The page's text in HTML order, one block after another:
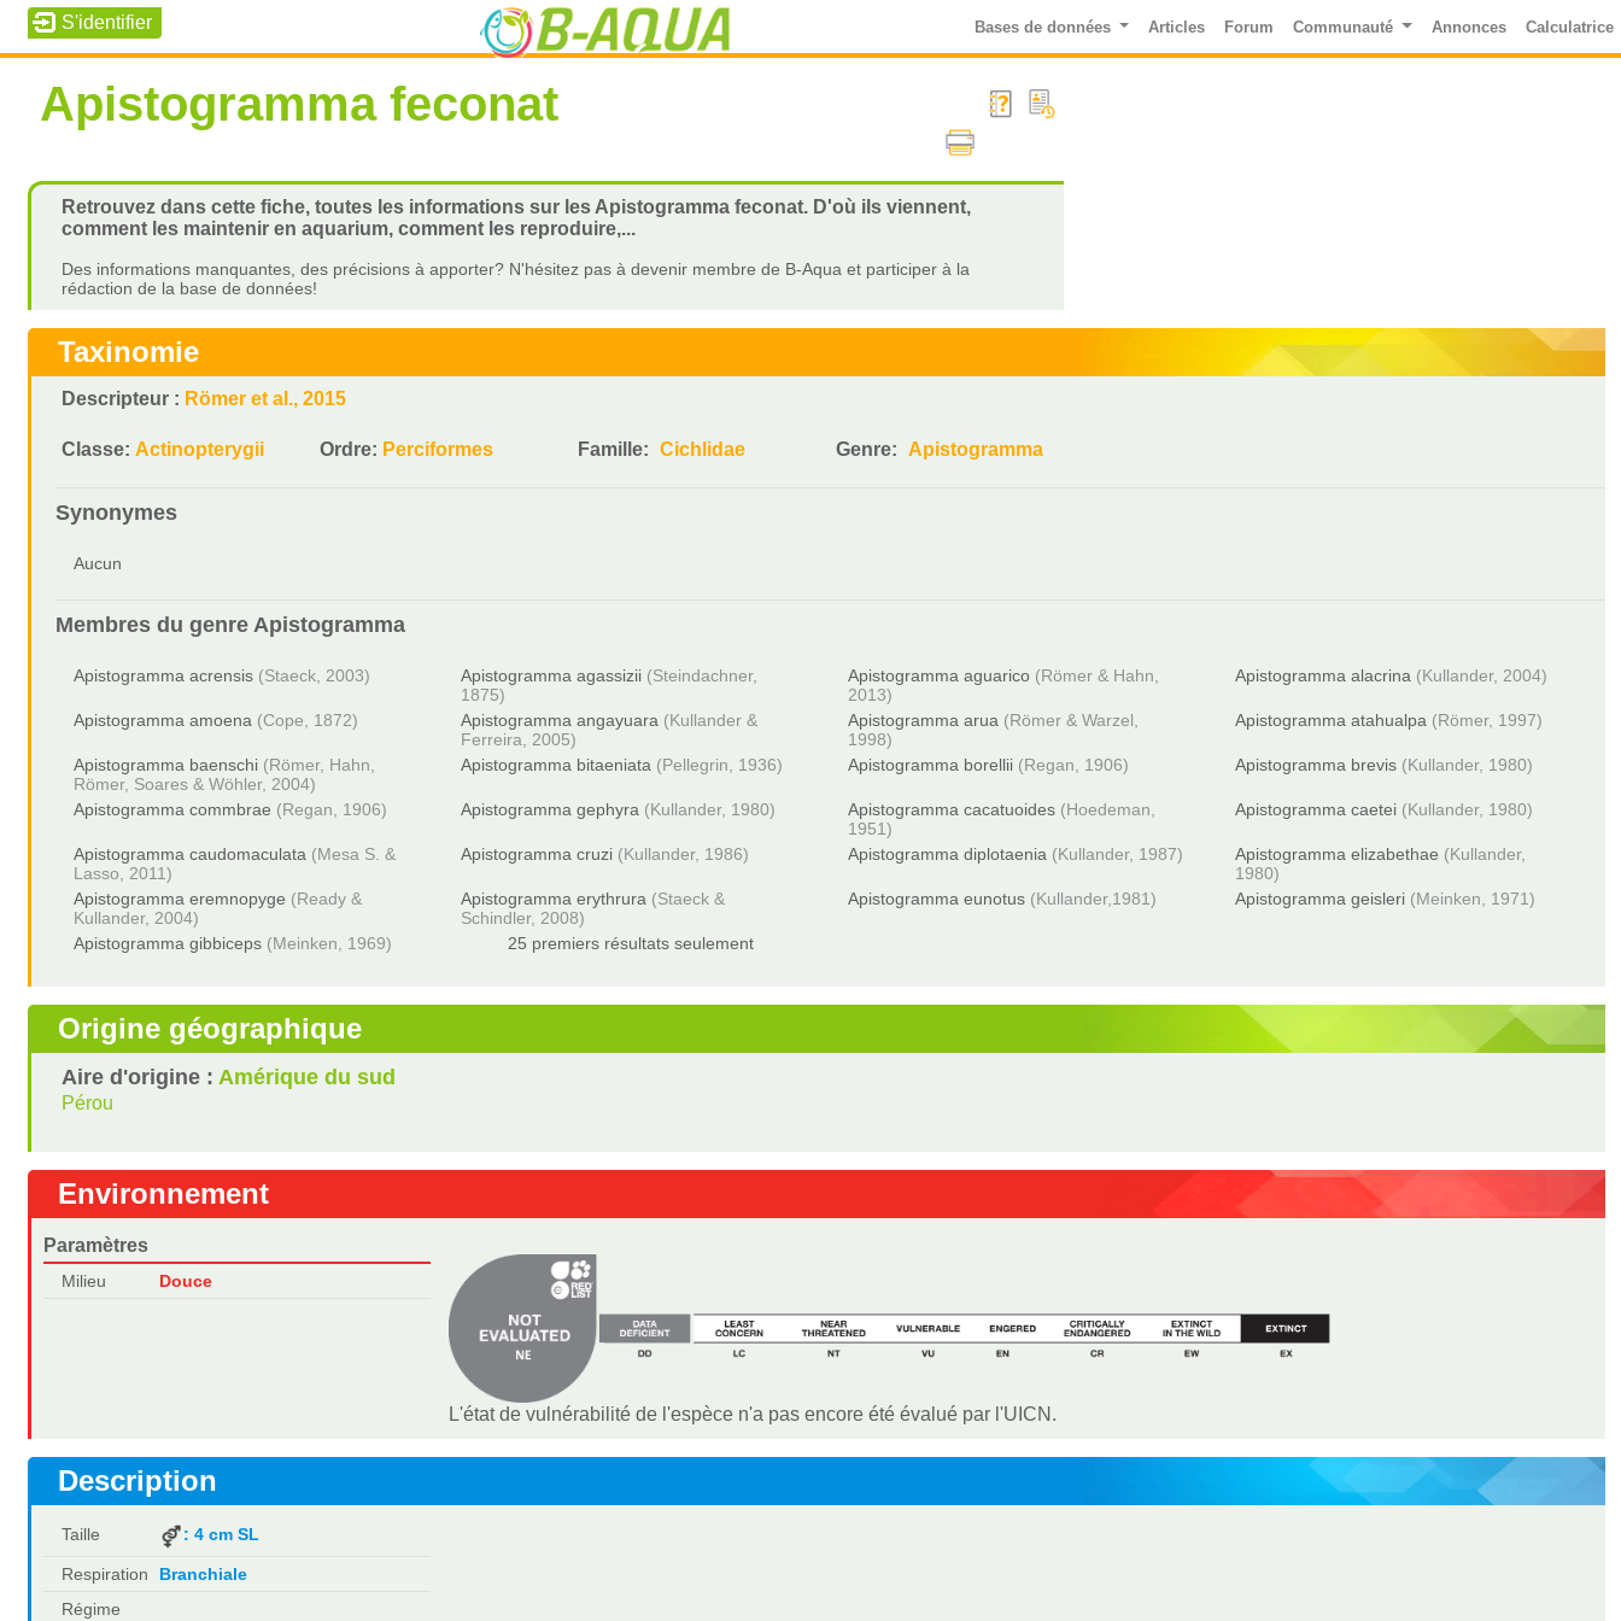
Bases de données Articles Forum Communauté Annonces Calculatrice
Apistogramma feconat
Retrouvez dans cette fiche, toutes les informations sur les Apistogramma feconat. D'où ils viennent,
comment les maintenir en aquarium, comment les reproduire,...
Des informations manquantes, des précisions à apporter? N'hésitez pas à devenir membre de B-Aqua et participer à la
rédaction de la base de données!
Taxinomie
Descripteur : Römer et al., 2015
Classe:Actinopterygii Ordre: Perciformes Famille: Cichlidae Genre: Apistogramma
Synonymes
Aucun
Membres du genreApistogramma
Apistogramma acrensis (Staeck, 2003) Apistogramma agassizii (Steindachner,
1875)
Apistogramma aguarico (Römer & Hahn,
2013)
Apistogramma alacrina (Kullander, 2004)
Apistogramma amoena (Cope, 1872) Apistogramma angayuara (Kullander &
Ferreira, 2005)
Apistogramma arua (Römer & Warzel,
1998)
Apistogramma atahualpa (Römer, 1997)
Apistogramma baenschi (Römer, Hahn,
Römer, Soares & Wöhler, 2004)
Apistogramma bitaeniata (Pellegrin, 1936) Apistogramma borellii (Regan, 1906) Apistogramma brevis (Kullander, 1980)
Apistogramma commbrae (Regan, 1906) Apistogramma gephyra (Kullander, 1980) Apistogramma cacatuoides (Hoedeman,
1951)
Apistogramma caetei (Kullander, 1980)
Apistogramma caudomaculata (Mesa S. &
Lasso, 2011)
Apistogramma cruzi (Kullander, 1986) Apistogramma diplotaenia (Kullander, 1987) Apistogramma elizabethae (Kullander,
1980)
Apistogramma eremnopyge (Ready &
Kullander, 2004)
Apistogramma erythrura (Staeck &
Schindler, 2008)
Apistogramma eunotus (Kullander,1981) Apistogramma geisleri (Meinken, 1971)
Apistogramma gibbiceps (Meinken, 1969) 25 premiers résultats seulement
Origine géographique
Aire d'origine :Amérique du sud
Pérou
Environnement
Paramètres
Milieu Douce
L'état de vulnérabilité de l'espèce n'a pas encore été évalué par l'UICN.
Description
Taille : 4 cm SL
Respiration
Branchiale
Régime